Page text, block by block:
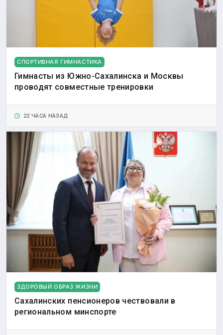
СПОРТИВНАЯ ГИМНАСТИКА
Гимнасты из Южно-Сахалинска и Москвы
проводят совместные тренировки
22 ЧАСА НАЗАД
ЗДОРОВЫЙ ОБРАЗ ЖИЗНИ
Сахалинских пенсионеров чествовали в
региональном минспорте